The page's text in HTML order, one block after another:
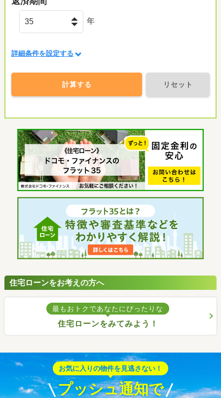
年
詳細条件を設定する
計算する リセット
住宅ローンをお考えの方へ
最もおトクであなたにぴったりな
住宅ローンをみてみよう！
お気に入りの物件を見逃さない！
プッシュ通知で